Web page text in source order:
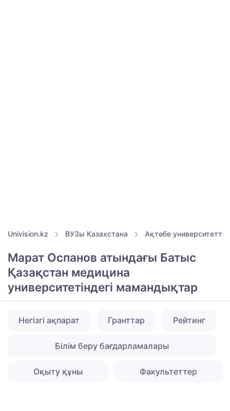
Univision.kz ВУЗы Казахстана Ақтөбе
Марат Оспанов атындағы Батыс
Қазақстан медицина
университетіндегі мамандықтар
Негізгі ақпарат Гранттар Рейтинг
Білім беру бағдарламалары
Оқыту құны Факультеттер